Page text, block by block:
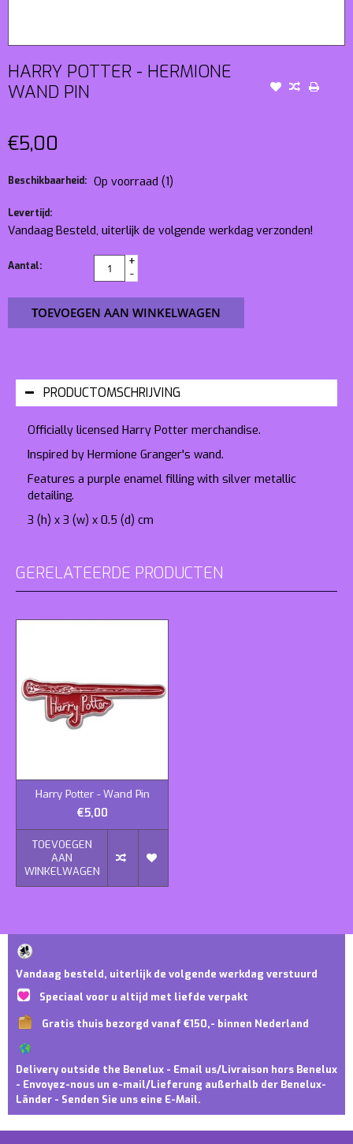
HARRY POTTER - HERMIONE
WAND PIN
€5,00
Beschikbaarheid: Op voorraad (1)
Levertijd:
Vandaag Besteld, uiterlijk de volgende werkdag verzonden!
Aantal:
+
-
TOEVOEGEN AAN WINKELWAGEN
PRODUCTOMSCHRIJVING
Officially licensed Harry Potter merchandise.
Inspired by Hermione Granger's wand.
Features a purple enamel filling with silver metallic
detailing.
3 (h) x 3 (w) x 0.5 (d) cm
GERELATEERDE PRODUCTEN
Harry Potter - Wand Pin
€5,00
TOEVOEGEN
AAN
WINKELWAGEN
Vandaag besteld, uiterlijk de volgende werkdag verstuurd
Speciaal voor u altijd met liefde verpakt
Gratis thuis bezorgd vanaf €150,- binnen Nederland
Delivery outside the Benelux - Email us/Livraison hors Benelux
- Envoyez-nous un e-mail/Lieferung außerhalb der Benelux-
Länder - Senden Sie uns eine E-Mail.